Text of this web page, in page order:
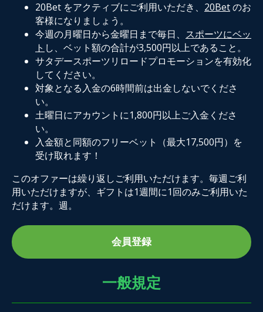
20Bet をアクティブにご利用いただき、 20Betのお
客様になりましょう。
今週の月曜日から金曜日まで毎日、 スポーツにベッ
ト し、ベット額の合計が3,500円以上であること。
サタデースポーツリロードプロモーションを有効化
してください。
対象となる入金の6時間前は出金しないでくださ
い。
土曜日にアカウントに1,800円以上ご入金くださ
い。
入金額と同額のフリーベット（最大17,500円）を
受け取れます！
このオファーは繰り返しご利用いただけます。毎週ご利
用いただけますが、ギフトは1週間に1回のみご利用いた
だけます。週。
会員登録
一般規定